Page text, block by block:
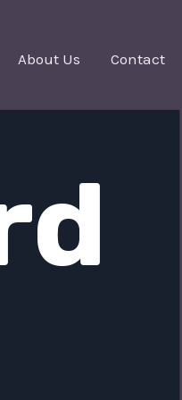
About Us Contact